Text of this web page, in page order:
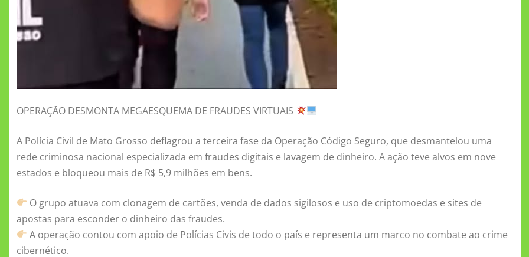
OPERAÇÃO DESMONTA MEGAESQUEMA DE FRAUDES VIRTUAIS
A Polícia Civil de Mato Grosso deflagrou a terceira fase da Operação Código Seguro, que desmantelou uma
rede criminosa nacional especializada em fraudes digitais e lavagem de dinheiro. A ação teve alvos em nove
estados e bloqueou mais de R$ 5,9 milhões em bens.
O grupo atuava com clonagem de cartões, venda de dados sigilosos e uso de criptomoedas e sites de
apostas para esconder o dinheiro das fraudes.
A operação contou com apoio de Polícias Civis de todo o país e representa um marco no combate ao crime
cibernético.